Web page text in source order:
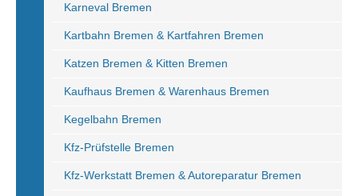
Karneval Bremen
Kartbahn Bremen & Kartfahren Bremen
Katzen Bremen & Kitten Bremen
Kaufhaus Bremen & Warenhaus Bremen
Kegelbahn Bremen
Kfz-Prüfstelle Bremen
Kfz-Werkstatt Bremen & Autoreparatur Bremen